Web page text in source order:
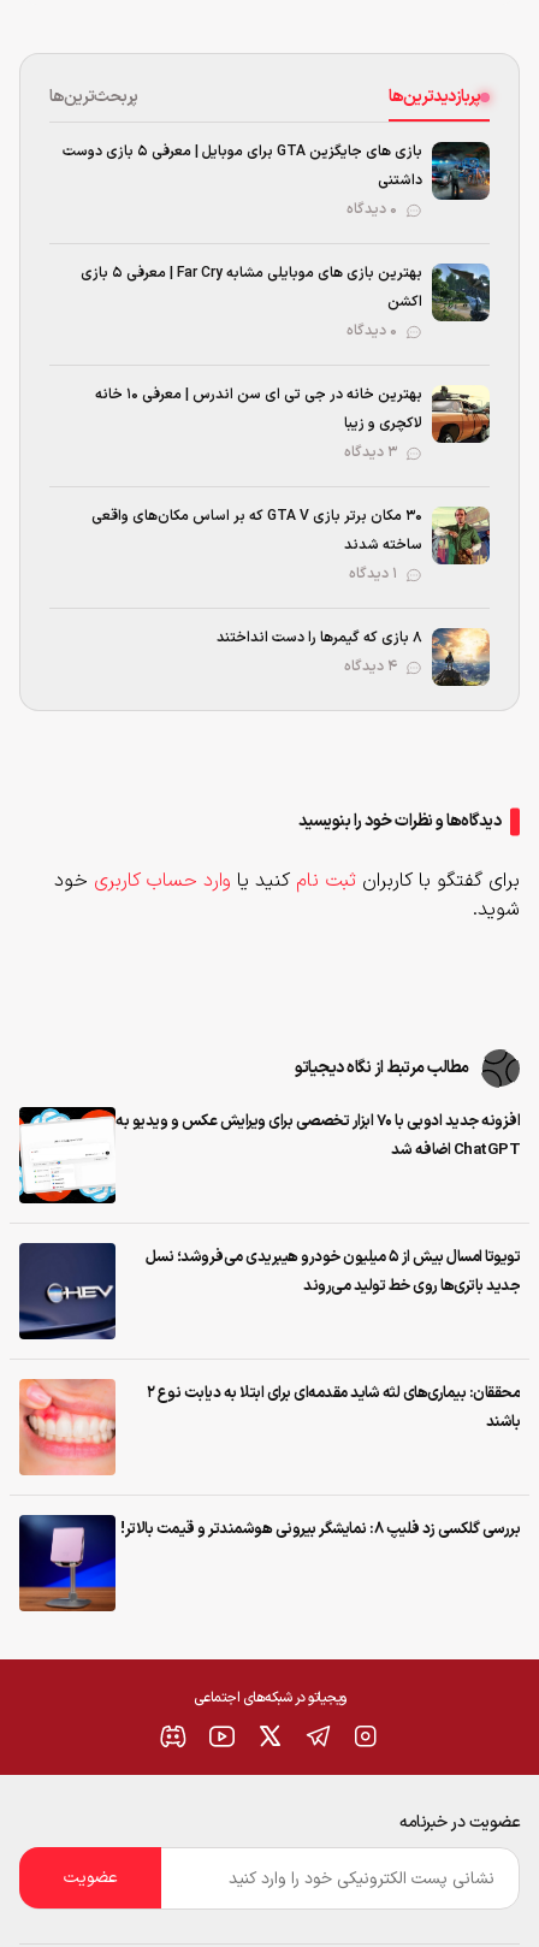
پربازدیدترین‌ها پربحث‌ترین‌ها
بازی های جایگزین GTA برای موبایل | معرفی ۵ بازی دوست
داشتنی
بهترین بازی‌ های موبایلی مشابه Far Cry | معرفی ۵ بازی
اکشن
بهترین خانه در جی تی ای سن اندرس | معرفی ۱۰ خانه
لاکچری و زیبا
۳۰ مکان برتر بازی GTA V که بر اساس مکان‌های واقعی
ساخته شدند
۸ بازی که گیمرها را دست انداختند
دیدگاه‌ها و نظرات خود را بنویسید
برای گفتگو با کاربران ثبت نام کنید یا وارد حساب کاربری خود
شوید.
مطالب مرتبط از نگاه دیجیاتو
افزونه جدید ادوبی با ۷۰ ابزار تخصصی برای ویرایش عکس و ویدیو به
ChatGPT اضافه شد
تویوتا امسال بیش از ۵ میلیون خودرو هیبریدی می‌فروشد؛ نسل
جدید باتری‌ها روی خط تولید می‌روند
محققان: بیماری‌های لثه شاید مقدمه‌ای برای ابتلا به دیابت نوع ۲
باشند
بررسی گلکسی زد فلیپ ۸: نمایشگر بیرونی هوشمندتر و قیمت بالاتر!
ویجیاتو در شبکه‌های اجتماعی
عضویت در خبرنامه
ایمیل